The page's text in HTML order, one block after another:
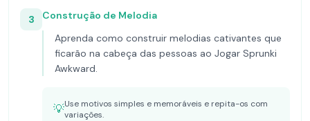
3
Construção de Melodia
Aprenda como construir melodias cativantes que
ficarão na cabeça das pessoas ao Jogar Sprunki
Awkward.
💡Use motivos simples e memoráveis e repita-os com
variações.